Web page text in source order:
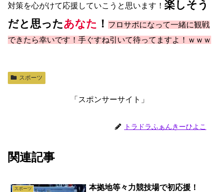
対策を心がけて応援していこうと思います！ 楽しそう
だと思ったあなた ！ フロサポになって一緒に観戦
できたら幸いです！手ぐすね引いて待ってますよ！ｗｗｗ
スポーツ
「スポンサーサイト」
トラドラふぁんきーひよこ
関連記事
スポーツ
本拠地等々力競技場で初応援！